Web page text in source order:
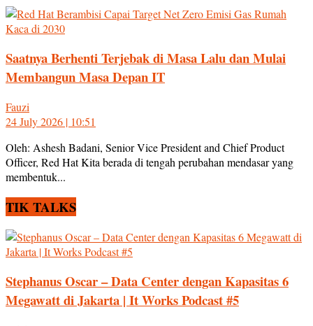
Saatnya Berhenti Terjebak di Masa Lalu dan Mulai
Membangun Masa Depan IT
Fauzi
24 July 2026 | 10:51
Oleh: Ashesh Badani, Senior Vice President and Chief Product
Officer, Red Hat Kita berada di tengah perubahan mendasar yang
membentuk...
TIK TALKS
Stephanus Oscar – Data Center dengan Kapasitas 6
Megawatt di Jakarta | It Works Podcast #5